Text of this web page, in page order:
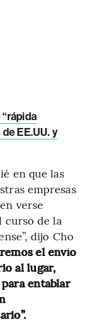
EE.UU. y
en que las
empresas
verse
curso de la
dijo Cho
el envío
al lugar,
entablar